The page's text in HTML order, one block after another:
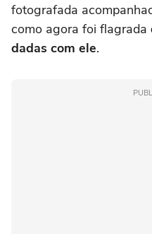
fotografada
como agora foi flagrada
dadas com ele.